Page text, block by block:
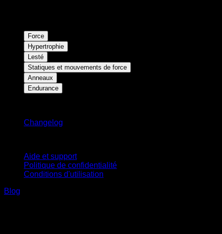
Force
Hypertrophie
Lesté
Statiques et mouvements de force
Anneaux
Endurance
Changelog
Aide et support
Politique de confidentialité
Conditions d'utilisation
Blog